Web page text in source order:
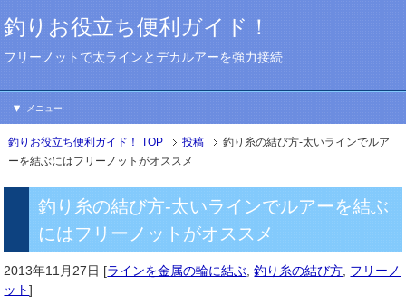
釣りお役立ち便利ガイド！
フリーノットで太ラインとデカルアーを強力接続
メニュー
釣りお役立ち便利ガイド！ TOP 投稿
釣り糸の結び方-太いラインでルア
ーを結ぶにはフリーノットがオススメ
釣り糸の結び方-太いラインでルアーを結ぶ
にはフリーノットがオススメ
2013年11月27日 [ラインを金属の輪に結ぶ ,釣り糸の結び方 フリーノ
ット]